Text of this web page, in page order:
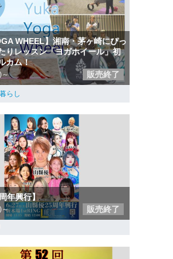
WHEEL】湘南・茅ヶ崎にぴっ
りレッスン「ヨガホイール」初
カム！
～ 販売終了
らし
年興行】
～ 販売終了